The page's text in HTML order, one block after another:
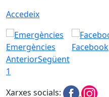
Accedeix
Emergències Facebook
AnteriorSegüent
1
Xarxes socials: